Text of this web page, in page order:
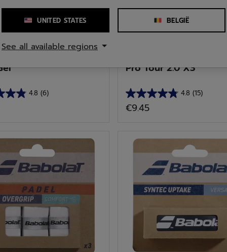
4.8 (6)
Pro Tour 2.0 X3
4.8 (15)
4.8
van
sterren.
beoordelingen
€9.45
UNITED STATES BELGIË
See all available regions